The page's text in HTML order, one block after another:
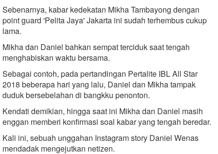
Sebenarnya, kabar kedekatan Mikha Tambayong dengan
point guard 'Pelita Jaya' Jakarta ini sudah terhembus cukup
lama.
Mikha dan Daniel bahkan sempat terciduk saat tengah
menghabiskan waktu bersama.
Sebagai contoh, pada pertandingan Pertalite IBL All Star
2018 beberapa hari yang lalu, Daniel dan Mikha tampak
duduk bersebelahan di bangkku penonton.
Kendati demikian, hingga saat ini Mikha dan Daniel masih
enggan memberi konfirmasi soal kabar yang tengah beredar.
Kali ini, sebuah unggahan Instagram story Daniel Wenas
mendadak mengejutkan netizen.